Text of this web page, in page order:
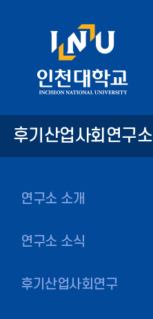
후기산업사회연구소
연구소 소개
연구소 소식
후기산업사회연구